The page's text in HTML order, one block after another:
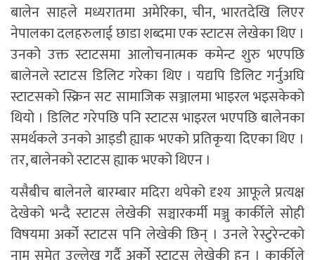
बालेन साहले मध्यरातमा अमेरिका, चीन, भारतदेखि लिएर
नेपालका दलहरुलाई छाडा शब्दमा एक स्टाटस लेखेका थिए ।
उनको उक्त स्टाटसमा आलोचनात्मक कमेन्ट शुरु भएपछि
बालेनले स्टाटस डिलिट गरेका थिए । यद्यपि डिलिट गर्नुअघि
स्टाटसको स्क्रिन सट सामाजिक सञ्जालमा भाइरल भइसकेको
थियो । डिलिट गरेपछि पनि स्टाटस भाइरल भएपछि बालेनका
समर्थकले उनको आइडी ह्याक भएको प्रतिकृया दिएका थिए ।
तर, बालेनको स्टाटस ह्याक भएको थिएन ।
यसैबीच बालेनले बारम्बार मदिरा थपेको दृश्य आफूले प्रत्यक्ष
देखेको भन्दै स्टाटस लेखेकी सञ्चारकर्मी मञ्जु कार्कीले सोही
विषयमा अर्को स्टाटस पनि लेखेकी छिन् । उनले रेस्टुरेन्टको